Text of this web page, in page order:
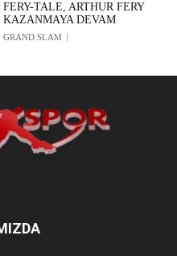
FERY-TALE, ARTHUR FERY
KAZANMAYA DEVAM
GRAND SLAM